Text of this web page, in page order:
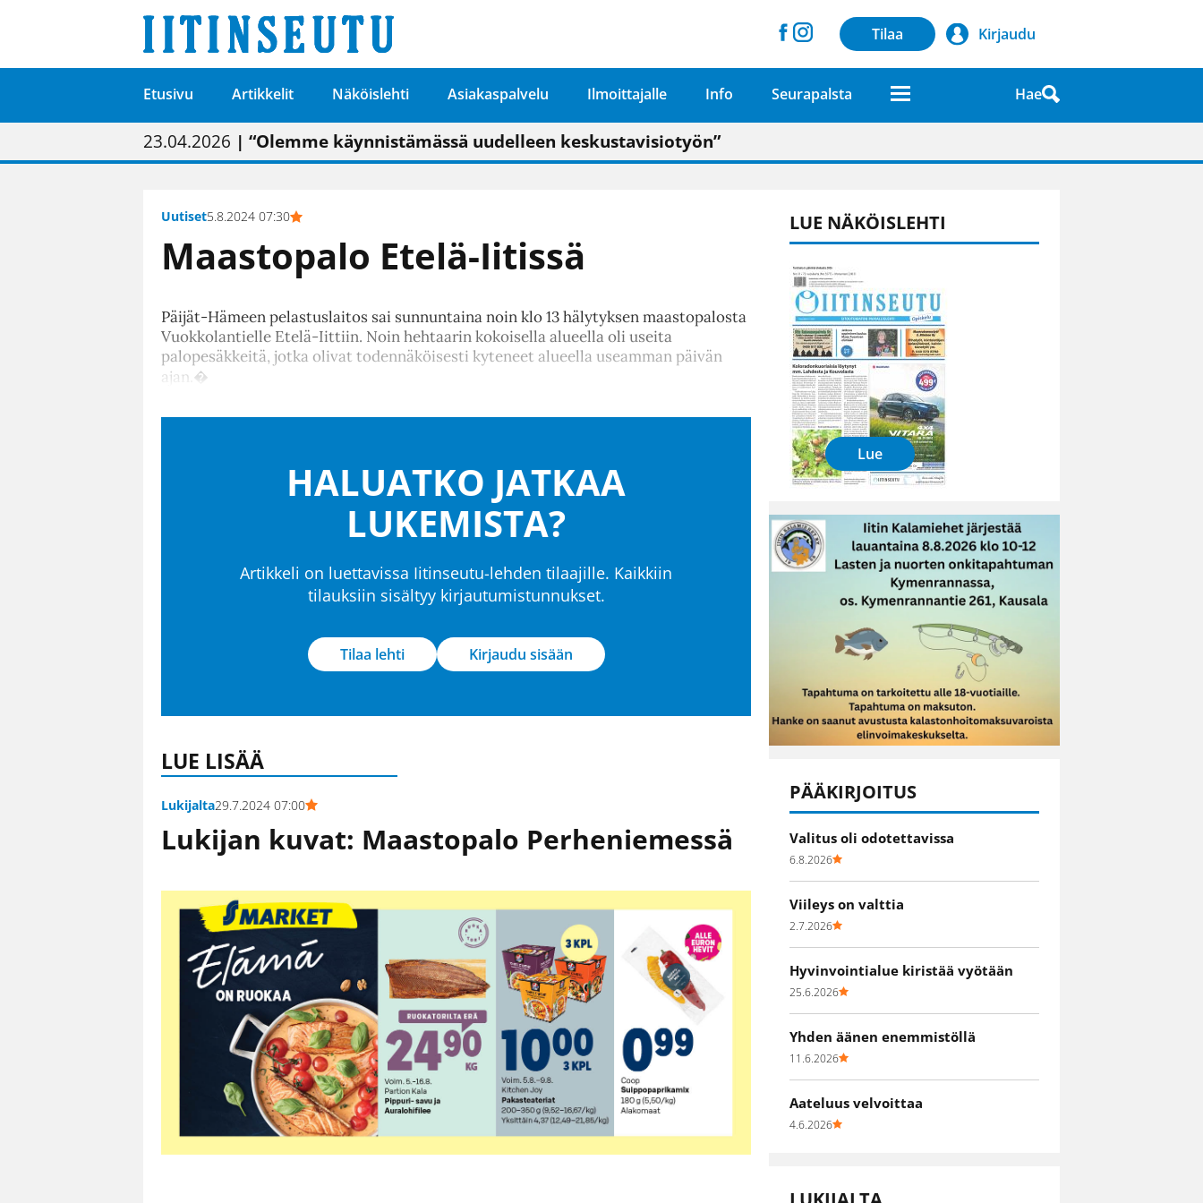
Tilaa Kirjaudu
Etusivu Artikkelit Näköislehti Asiakaspalvelu Ilmoittajalle Info Seurapalsta Hae
01.02.2026 | Painon vaihtumisen pitäisi näkyä hieman parempana painojäljen laatuna lehdessä
05.02.2026 | Uudistettu kunnantalo on valoisa
23.04.2026 | “Olemme käynnistämässä uudelleen keskustavisiotyön”
09.05.2026| "Maalla on totuttu elämään omavaraisemmin kuin kaupungissa"
Uutiset5.8.2024 07:30
Maastopalo Etelä-Iitissä
Päijät-Hämeen pelastuslaitos sai sunnuntaina noin klo 13 hälytyksen maastopalosta
Vuokkolantielle Etelä-Iittiin. Noin hehtaarin kokoisella alueella oli useita
palopesäkkeitä, jotka olivat todennäköisesti kyteneet alueella useamman päivän
ajan.�
HALUATKO JATKAA
LUKEMISTA?
Artikkeli on luettavissa Iitinseutu-lehden tilaajille. Kaikkiin
tilauksiin sisältyy kirjautumistunnukset.
Tilaa lehti Kirjaudu sisään
LUE LISÄÄ
Lukijalta29.7.2024 07:00
Lukijan kuvat: Maastopalo Perheniemessä
LUE NÄKÖISLEHTI
Lue
PÄÄKIRJOITUS
Valitus oli odotettavissa
6.8.2026
Viileys on valttia
2.7.2026
Hyvinvointialue kiristää vyötään
25.6.2026
Yhden äänen enemmistöllä
11.6.2026
Aateluus velvoittaa
4.6.2026